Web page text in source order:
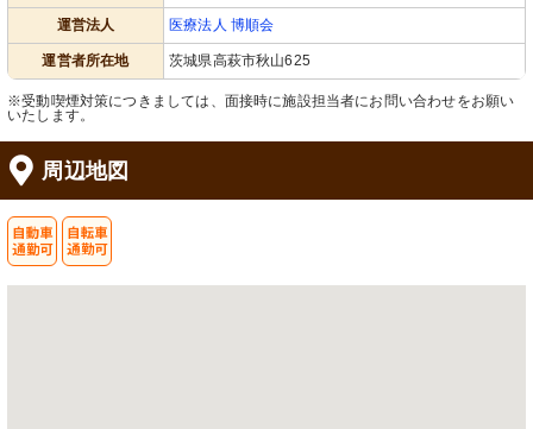
運営法人 医療法人 博順会
運営者所在地 茨城県高萩市秋山625
※受動喫煙対策につきましては、面接時に施設担当者にお問い合わせをお願い
いたします。
周辺地図